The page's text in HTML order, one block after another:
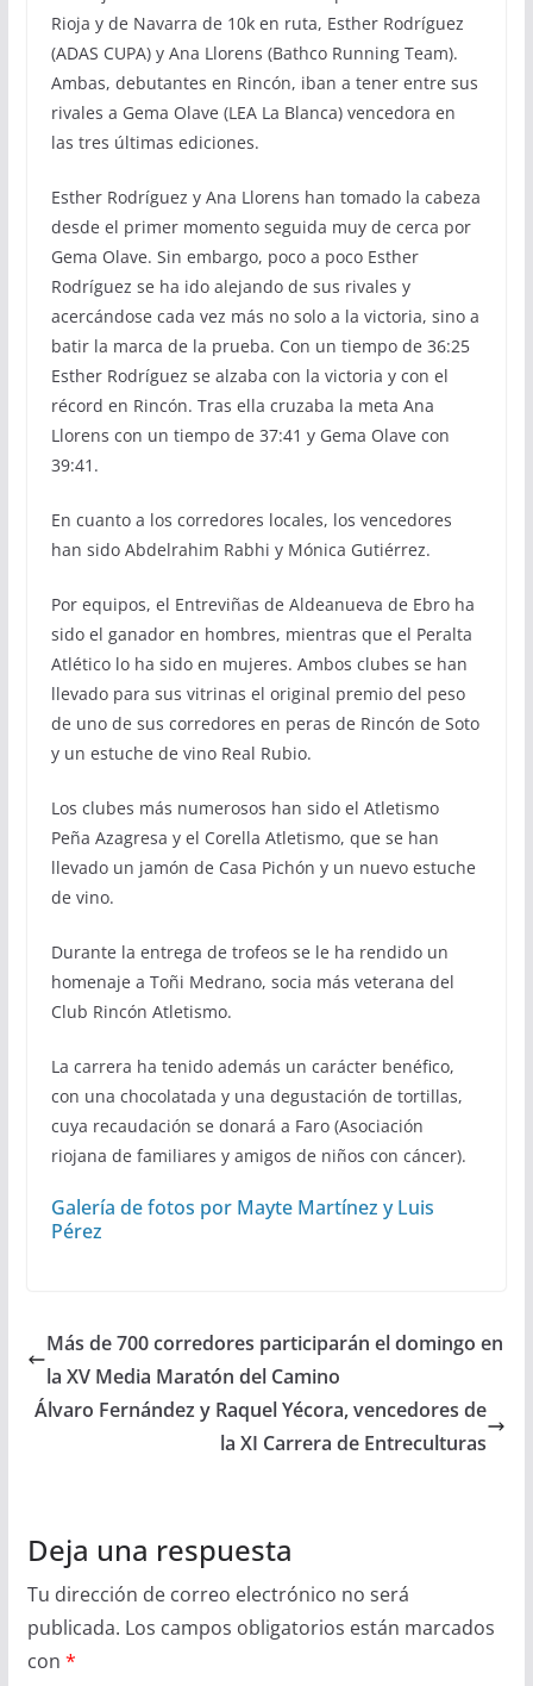
Rioja y de Navarra de 10k en ruta, Esther Rodríguez
(ADAS CUPA) y Ana Llorens (Bathco Running Team).
Ambas, debutantes en Rincón, iban a tener entre sus
rivales a Gema Olave (LEA La Blanca) vencedora en
las tres últimas ediciones.
Esther Rodríguez y Ana Llorens han tomado la cabeza
desde el primer momento seguida muy de cerca por
Gema Olave. Sin embargo, poco a poco Esther
Rodríguez se ha ido alejando de sus rivales y
acercándose cada vez más no solo a la victoria, sino a
batir la marca de la prueba. Con un tiempo de 36:25
Esther Rodríguez se alzaba con la victoria y con el
récord en Rincón. Tras ella cruzaba la meta Ana
Llorens con un tiempo de 37:41 y Gema Olave con
39:41.
En cuanto a los corredores locales, los vencedores
han sido Abdelrahim Rabhi y Mónica Gutiérrez.
Por equipos, el Entreviñas de Aldeanueva de Ebro ha
sido el ganador en hombres, mientras que el Peralta
Atlético lo ha sido en mujeres. Ambos clubes se han
llevado para sus vitrinas el original premio del peso
de uno de sus corredores en peras de Rincón de Soto
y un estuche de vino Real Rubio.
Los clubes más numerosos han sido el Atletismo
Peña Azagresa y el Corella Atletismo, que se han
llevado un jamón de Casa Pichón y un nuevo estuche
de vino.
Durante la entrega de trofeos se le ha rendido un
homenaje a Toñi Medrano, socia más veterana del
Club Rincón Atletismo.
La carrera ha tenido además un carácter benéfico,
con una chocolatada y una degustación de tortillas,
cuya recaudación se donará a Faro (Asociación
riojana de familiares y amigos de niños con cáncer).
Galería de fotos por Mayte Martínez y Luis
Pérez
Más de 700 corredores participarán el domingo en
la XV Media Maratón del Camino
Álvaro Fernández y Raquel Yécora, vencedores de
la XI Carrera de Entreculturas
Deja una respuesta
Tu dirección de correo electrónico no será
publicada. Los campos obligatorios están marcados
con *